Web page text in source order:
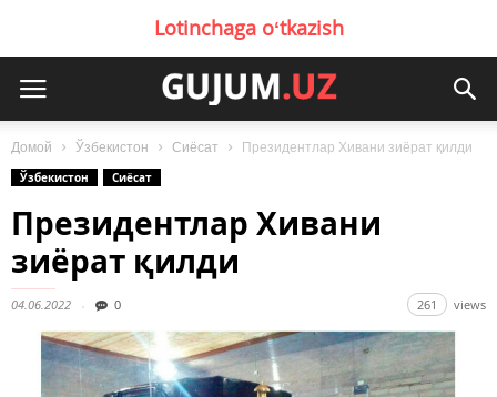
Lotinchaga oʻtkazish
Домой Ўзбекистон Сиёсат
Президентлар Хивани зиёрат қилди
Ўзбекистон
Сиёсат
Президентлар Хивани
зиёрат қилди
04.06.2022 0 261 views